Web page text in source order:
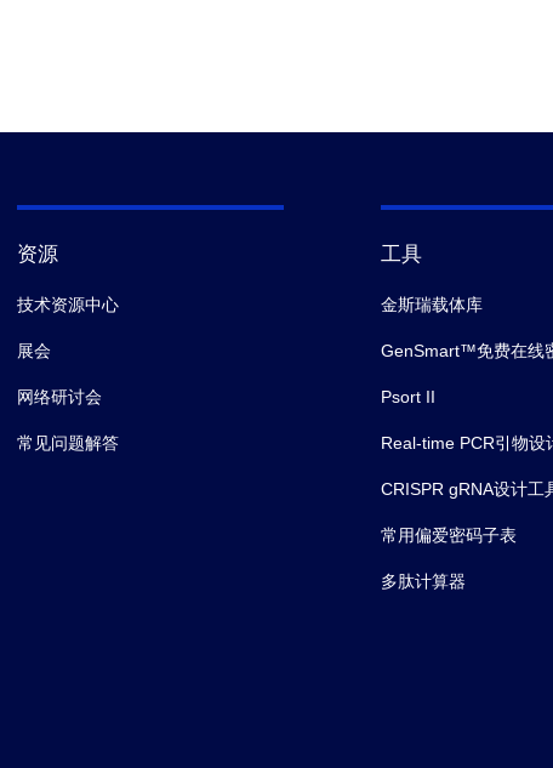
资源
技术资源中心
展会
网络研讨会
常见问题解答
工具
金斯瑞载体库
GenSmart™免费在线
Psort II
Real-time PCR引物设
CRISPR gRNA设计工
常用偏爱密码子表
多肽计算器